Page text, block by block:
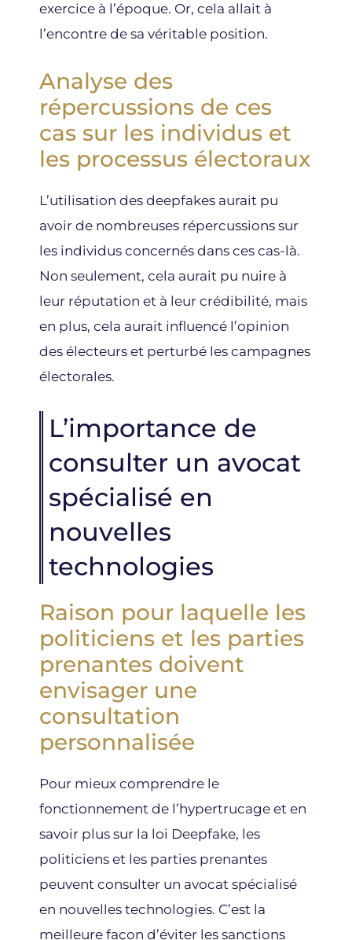
exercice à l’époque. Or, cela allait à
l’encontre de sa véritable position.
Analyse des
répercussions de ces
cas sur les individus et
les processus électoraux
L’utilisation des deepfakes aurait pu
avoir de nombreuses répercussions sur
les individus concernés dans ces cas-là.
Non seulement, cela aurait pu nuire à
leur réputation et à leur crédibilité, mais
en plus, cela aurait influencé l’opinion
des électeurs et perturbé les campagnes
électorales.
L’importance de
consulter un avocat
spécialisé en
nouvelles
technologies
Raison pour laquelle les
politiciens et les parties
prenantes doivent
envisager une
consultation
personnalisée
Pour mieux comprendre le
fonctionnement de l’hypertrucage et en
savoir plus sur la loi Deepfake, les
politiciens et les parties prenantes
peuvent consulter un avocat spécialisé
en nouvelles technologies. C’est la
meilleure façon d’éviter les sanctions